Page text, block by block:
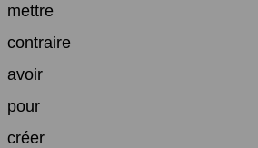
mettre
contraire
avoir
pour
créer